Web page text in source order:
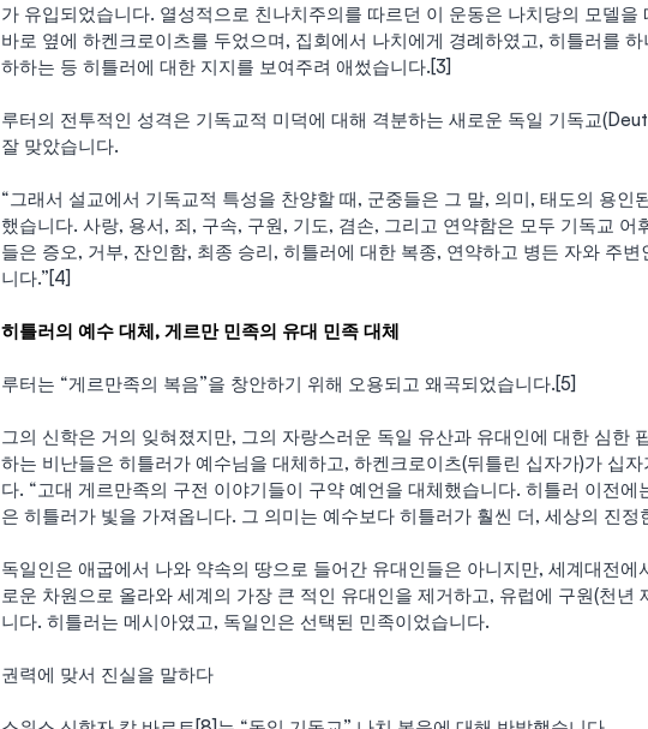
가 유입되었습니다. 열성적으로 친나치주의를 따르던 이 운동은 나치당의 모델을
바로 옆에 하켄크로이츠를 두었으며, 집회에서 나치에게 경례하였고, 히틀러를
하하는 등 히틀러에 대한 지지를 보여주려 애썼습니다.[3]
루터의 전투적인 성격은 기독교적 미덕에 대해 격분하는 새로운 독일 기독교
잘 맞았습니다.
“그래서 설교에서 기독교적 특성을 찬양할 때, 군중들은 그 말, 의미, 태도의 용인
했습니다. 사랑, 용서, 죄, 구속, 구원, 기도, 겸손, 그리고 연약함은 모두 기독교 어
들은 증오, 거부, 잔인함, 최종 승리, 히틀러에 대한 복종, 연약하고 병든 자와 주
니다.”[4]
히틀러의 예수 대체, 게르만 민족의 유대 민족 대체
루터는 “게르만족의 복음”을 창안하기 위해 오용되고 왜곡되었습니다.[5]
그의 신학은 거의 잊혀졌지만, 그의 자랑스러운 독일 유산과 유대인에 대한 심한
하는 비난들은 히틀러가 예수님을 대체하고, 하켄크로이츠(뒤틀린 십자가)가 십
다. “고대 게르만족의 구전 이야기들이 구약 예언을 대체했습니다. 히틀러 이전에
은 히틀러가 빛을 가져옵니다. 그 의미는 예수보다 히틀러가 훨씬 더, 세상의 진
독일인은 애굽에서 나와 약속의 땅으로 들어간 유대인들은 아니지만, 세계대전에
로운 차원으로 올라와 세계의 가장 큰 적인 유대인을 제거하고, 유럽에 구원(천년
니다. 히틀러는 메시아였고, 독일인은 선택된 민족이었습니다.
권력에 맞서 진실을 말하다